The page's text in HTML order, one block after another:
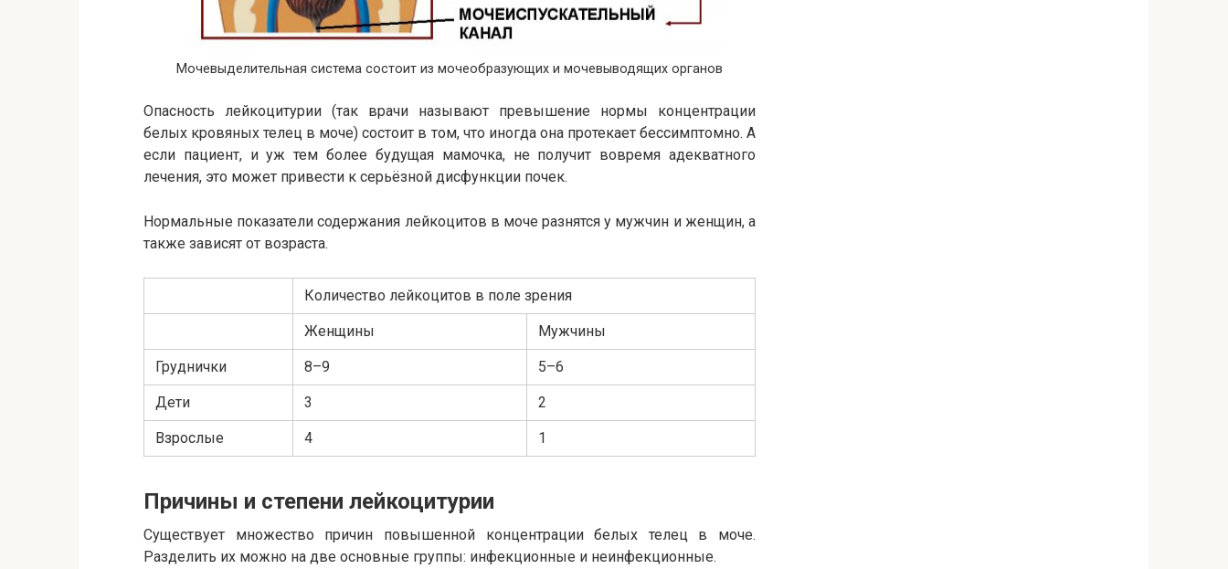
Мочевыделительная система состоит из мочеобразующих и мочевыводящих органов
Опасность лейкоцитурии (так врачи называют превышение нормы концентрации
белых кровяных телец в моче) состоит в том, что иногда она протекает бессимптомно. А
если пациент, и уж тем более будущая мамочка, не получит вовремя адекватного
лечения, это может привести к серьёзной дисфункции почек.
Нормальные показатели содержания лейкоцитов в моче разнятся у мужчин и женщин, а
также зависят от возраста.
Количество лейкоцитов в поле зрения
Женщины Мужчины
Груднички 8–9 5–6
Дети 3 2
Взрослые 4 1
Причины и степени лейкоцитурии
Существует множество причин повышенной концентрации белых телец в моче.
Разделить их можно на две основные группы: инфекционные и неинфекционные.